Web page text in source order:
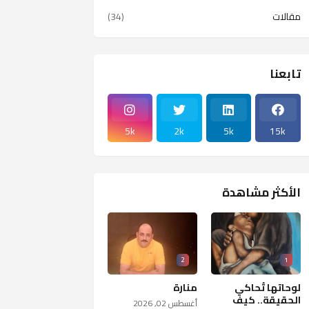
مقالات
(34)
تابعنا
15k
5k
2k
5k
الأكثر مشاهدة
1
لوحاتها تُحاكي
الحقيقة.. كيف
2
منارة
أغسطس 02, 2026